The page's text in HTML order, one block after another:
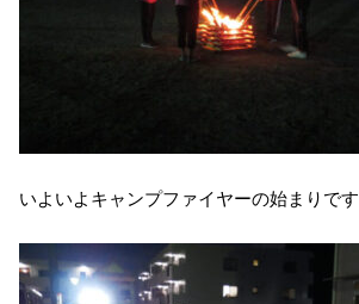
いよいよキャンプファイヤーの始まりです